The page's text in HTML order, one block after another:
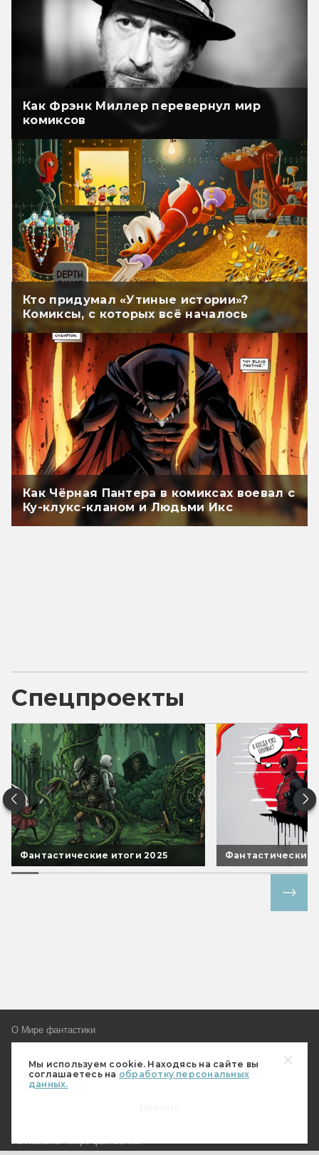
Мы используем cookie. Находясь на сайте вы
соглашаетесь на обработку персональных
данных.
Как Фрэнк Миллер перевернул мир
комиксов
Кто придумал «Утиные истории»?
Комиксы, с которых всё началось
Как Чёрная Пантера в комиксах воевал с
Ку-клукс-кланом и Людьми Икс
Спецпроекты
Фантастические итоги 2025 Фантастические
О Мире фантастики
Подписка
Наш магазин